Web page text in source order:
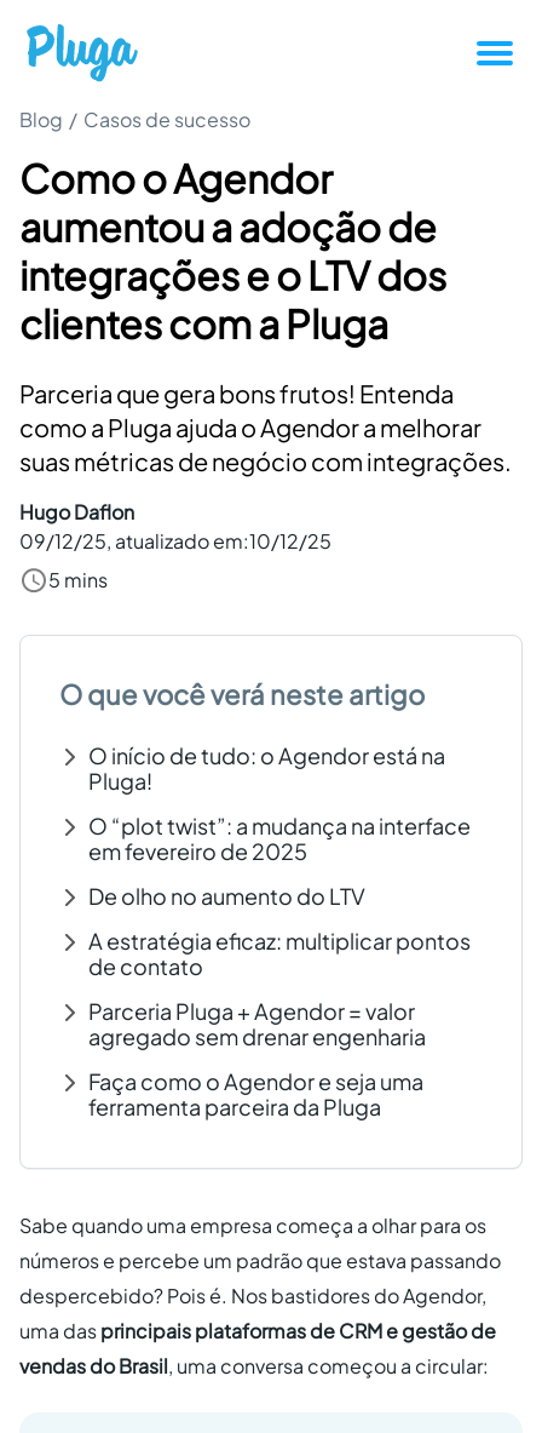
Tutoriais
Produtividade
Novidades da Pluga
Casos de sucesso
Outros
Entrar
Blog / Casos de sucesso
Como o Agendor
aumentou a adoção de
integrações e o LTV dos
clientes com a Pluga
Parceria que gera bons frutos! Entenda
como a Pluga ajuda o Agendor a melhorar
suas métricas de negócio com integrações.
Hugo Daflon
09/12/25, atualizado em:10/12/25
5 mins
O que você verá neste artigo
O início de tudo: o Agendor está na
Pluga!
O “plot twist”: a mudança na interface
em fevereiro de 2025
De olho no aumento do LTV
A estratégia eficaz: multiplicar pontos
de contato
Parceria Pluga + Agendor = valor
agregado sem drenar engenharia
Faça como o Agendor e seja uma
ferramenta parceira da Pluga
Sabe quando uma empresa começa a olhar para os
números e percebe um padrão que estava passando
despercebido? Pois é. Nos bastidores do Agendor,
uma dasprincipais plataformas de CRM e gestão de
vendas do Brasil, uma conversa começou a circular: